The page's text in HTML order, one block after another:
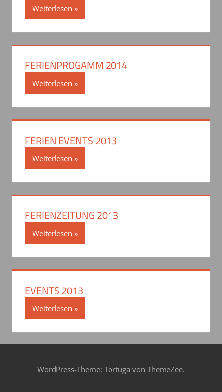
Weiterlesen
FERIENPROGAMM 2014
Weiterlesen
FERIEN EVENTS 2013
Weiterlesen
FERIENZEITUNG 2013
Weiterlesen
EVENTS 2013
Weiterlesen
WordPress-Theme: Tortuga von ThemeZee.